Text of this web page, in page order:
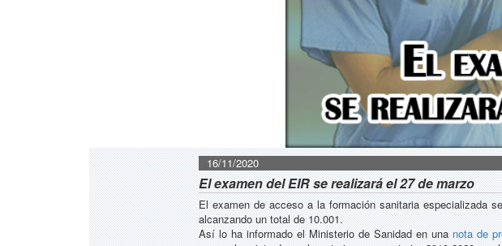
16/11/2020
El examen del EIR se realizará el 27 de marzo
El examen de acceso a la formación sanitaria especializada
alcanzando un total de 10.001.
Así lo ha informado el Ministerio de Sanidad en unanota de